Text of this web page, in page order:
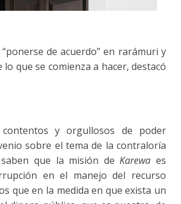
de acuerdo” en rarámuri y
que se comienza a hacer, destacó
contentos y orgullosos de poder
sobre el tema de la contraloría
saben que la misión deKarewa es
en el manejo del recurso
que en la medida en que exista un